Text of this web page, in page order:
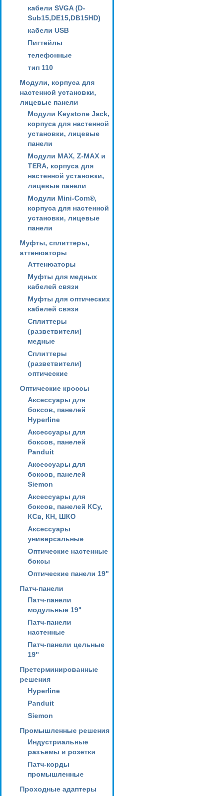
кабели SVGA (D-
Sub15,DE15,DB15HD)
кабели USB
Пигтейлы
телефонные
тип 110
Модули, корпуса для
настенной установки,
лицевые панели
Модули Keystone Jack,
корпуса для настенной
установки, лицевые
панели
Модули MAX, Z-MAX и
TERA, корпуса для
настенной установки,
лицевые панели
Модули Mini-Com®,
корпуса для настенной
установки, лицевые
панели
Муфты, сплиттеры,
аттенюаторы
Аттенюаторы
Муфты для медных
кабелей связи
Муфты для оптических
кабелей связи
Сплиттеры
(разветвители)
медные
Сплиттеры
(разветвители)
оптические
Оптические кроссы
Аксессуары для
боксов, панелей
Hyperline
Аксессуары для
боксов, панелей
Panduit
Аксессуары для
боксов, панелей
Siemon
Аксессуары для
боксов, панелей КСу,
КСв, КН, ШКО
Аксессуары
универсальные
Оптические настенные
боксы
Оптические панели 19"
Патч-панели
Патч-панели
модульные 19"
Патч-панели
настенные
Патч-панели цельные
19"
Претерминированные
решения
Hyperline
Panduit
Siemon
Промышленные решения
Индустриальные
разъемы и розетки
Патч-корды
промышленные
Проходные адаптеры